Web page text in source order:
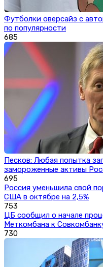
Футболки оверсайз с
по популярности
685
Песков: Любая попытка
замороженные активы
695
Россия уменьшила свой
США в октябре на 2,5%
753
ЦБ сообщил о начале
Меткомбана к
730